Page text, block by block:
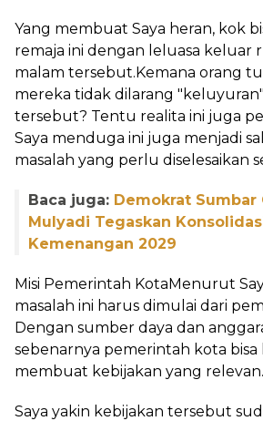
Yang membuat Saya heran, kok
remaja ini dengan leluasa keluar
malam tersebut.Kemana orang
mereka tidak dilarang
tersebut? Tentu realita ini juga
Saya menduga ini juga menjadi
masalah yang perlu diselesaikan
Baca juga: Demokrat Sumbar
Mulyadi Tegaskan
Kemenangan 2029
Misi Pemerintah KotaMenurut
masalah ini harus dimulai dari
Dengan sumber daya dan
sebenarnya pemerintah kota bisa
membuat kebijakan yang relevan.
Saya yakin kebijakan tersebut